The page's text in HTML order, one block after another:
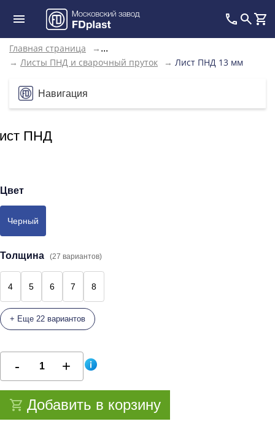
Главная страница → ...
→ Листы ПНД и сварочный пруток → Лист ПНД 13 мм
Навигация
ПНД
Цвет
Черный
Толщина (27 вариантов)
4 5 6 7 8
+ Еще 22 вариантов
Добавить в корзину